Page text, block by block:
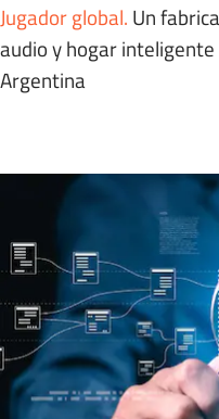
Jugador global. Un
audio y hogar
Argentina